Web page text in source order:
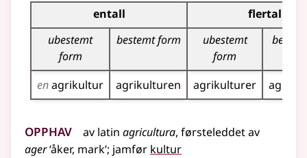
Bøyingstabell for dette substantivet
entall
flertall
ubestemt
form
bestemt form
ubestemt
form
enagrikultur agrikulturen agrikulturer
Opphav av latin agricultura, førsteleddet av
ager‘åker, mark’; jamfør kultur